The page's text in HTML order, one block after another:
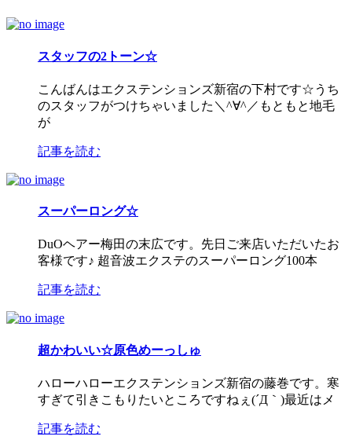
スタッフの2トーン☆
こんばんはエクステンションズ新宿の下村です☆うち
のスタッフがつけちゃいました＼^∀^／もともと地毛
が
記事を読む
スーパーロング☆
DuOヘアー梅田の末広です。先日ご来店いただいたお
客様です♪ 超音波エクステのスーパーロング100本
記事を読む
超かわいい☆原色めーっしゅ
ハローハローエクステンションズ新宿の藤巻です。寒
すぎて引きこもりたいところですねぇ(´Д｀)最近はメ
記事を読む